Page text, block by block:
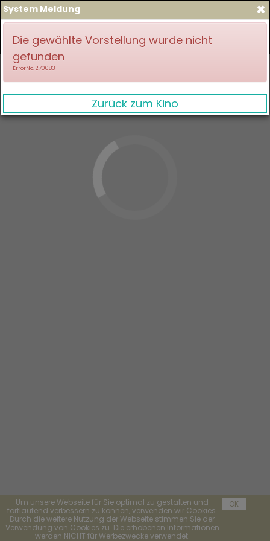
Um unsere Webseite für Sie optimal zu gestalten und
fortlaufend verbessern zu können, verwenden wir Cookies.
Durch die weitere Nutzung der Webseite stimmen Sie der
Verwendung von Cookies zu. Die erhobenen Informationen
werden NICHT für Werbezwecke verwendet.
OK
×
System Meldung
Die gewählte Vorstellung wurde nicht
gefunden
ErrorNo. 270083
Zurück zum Kino